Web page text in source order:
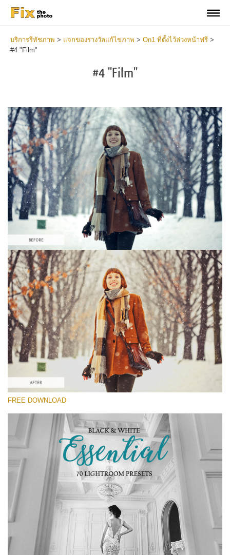
บริการรีทัชภาพ > แจกของรางวัลแก้ไขภาพ > On1 ที่ตั้งไว้ล่วงหน้าฟรี >
#4 "Film"
#4 "Film"
โปรดเลือก
Free On1 Preset #4
Black&White Essential
(70 Lr Presets)
Wedding Collection
(400 Lr Presets)
ดาวน์โหลดฟรี
Preset's group:
ON1 Presets Free
Recommended Photos:
Portrait, urban, landscape, couple, lifestyle, fashion,
wedding, street
FREE DOWNLOAD